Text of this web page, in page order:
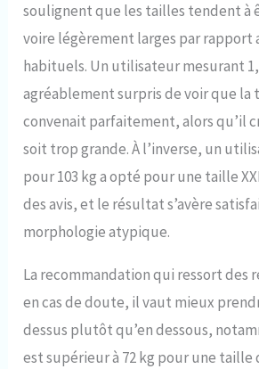
soulignent que les tailles tendent à
voire légèrement larges par rapport
habituels. Un utilisateur mesurant
agréablement surpris de voir que la
convenait parfaitement, alors qu’il
soit trop grande. À l’inverse, un
pour 103 kg a opté pour une taille
des avis, et le résultat s’avère
morphologie atypique.
La recommandation qui ressort des
en cas de doute, il vaut mieux
dessus plutôt qu’en dessous,
est supérieur à 72 kg pour une taille